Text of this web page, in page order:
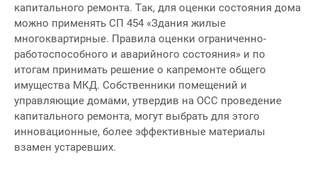
капитального ремонта. Так, для оценки состояния дома
можно применять СП 454 «Здания жилые
многоквартирные. Правила оценки ограниченно-
работоспособного и аварийного состояния» и по
итогам принимать решение о капремонте общего
имущества МКД. Собственники помещений и
управляющие домами, утвердив на ОСС проведение
капитального ремонта, могут выбрать для этого
инновационные, более эффективные материалы
взамен устаревших.